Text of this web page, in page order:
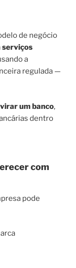
de negócio
serviços
a
regulada —
um banco,
dentro
com
pode